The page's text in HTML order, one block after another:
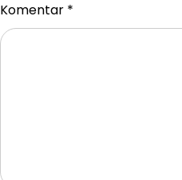
Komentar *